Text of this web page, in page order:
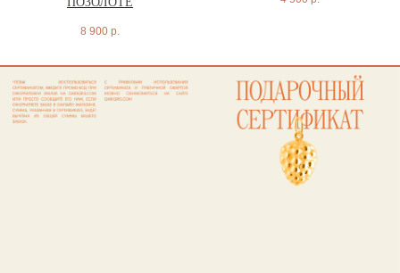
8 900 р.
ПОДПИСЫВАЙТЕСЬ
НА НАШ ТЕЛЕГРАМ КАНАЛ